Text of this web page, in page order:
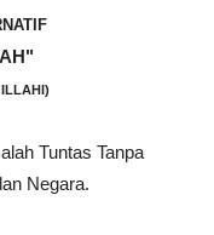
Tuntas Tanpa
Negara.